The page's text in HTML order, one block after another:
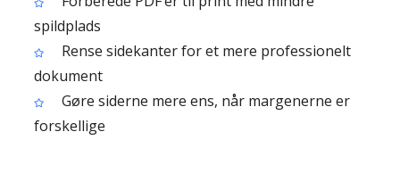
spildplads
Rense sidekanter for et mere professionelt
dokument
Gøre siderne mere ens, når margenerne er
forskellige